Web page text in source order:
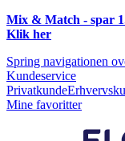
Mix & Match - spar
Klik her
Spring navigationen
Kundeservice
Privatkunde
Mine favoritter